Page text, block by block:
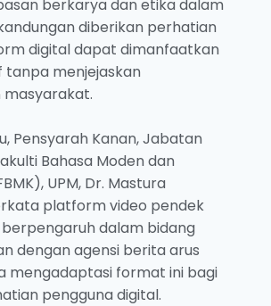
berkarya dan etika dalam
diberikan perhatian
digital dapat dimanfaatkan
tanpa menjejaskan
Pensyarah Kanan, Jabatan
Bahasa Moden dan
UPM, Dr. Mastura
platform video pendek
dalam bidang
dengan agensi berita arus
mengadaptasi format ini bagi
pengguna digital.